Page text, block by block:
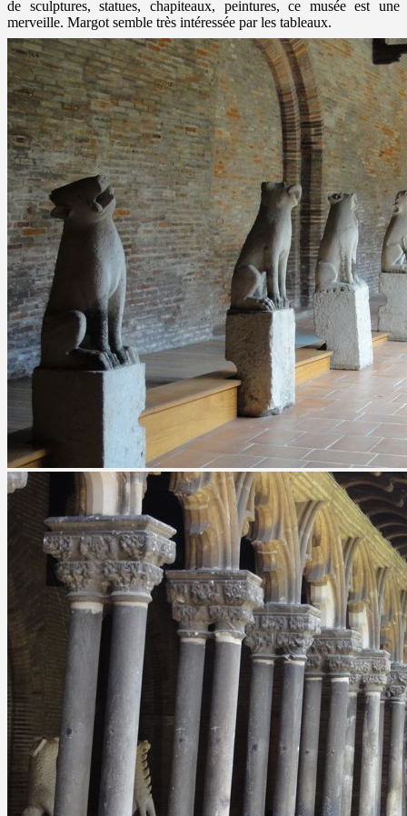
de sculptures, statues, chapiteaux, peintures, ce musée est une
merveille. Margot semble très intéressée par les tableaux.